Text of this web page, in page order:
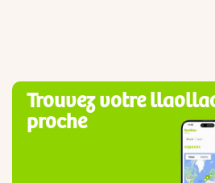
Trouvez votre
proche